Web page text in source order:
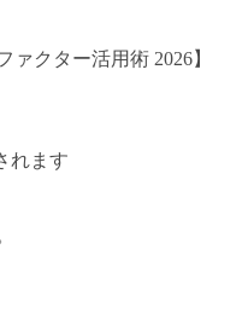
クター活用術 2026】
れます